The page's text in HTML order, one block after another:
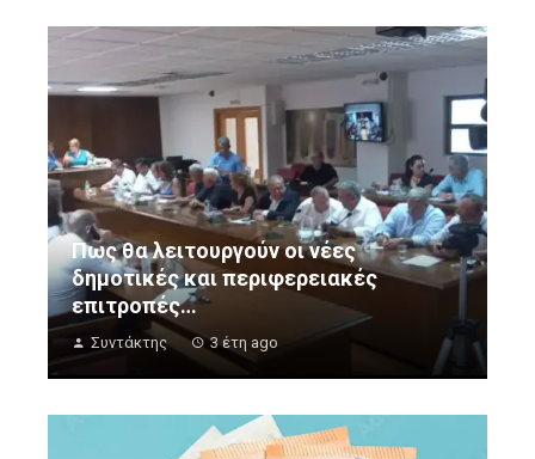
Πως θα λειτουργούν οι νέες
δημοτικές και περιφερειακές
επιτροπές…
Συντάκτης 3 έτη ago